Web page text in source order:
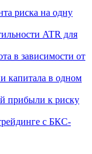
риска на одну
ATR для
в зависимости от
капитала в одном
прибыли к риску
с БКС-